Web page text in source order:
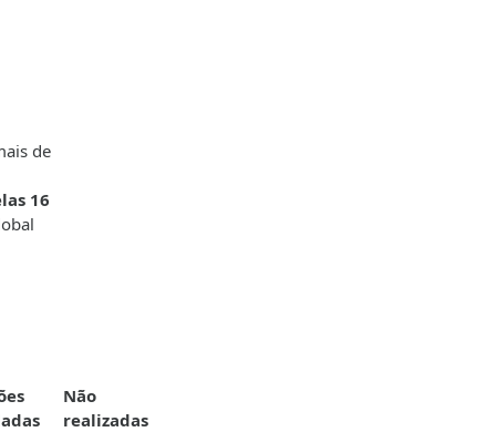
de
16
Não
realizadas